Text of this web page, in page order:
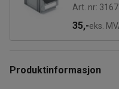
Art. nr:
35,-eks.
Produktinformasjon